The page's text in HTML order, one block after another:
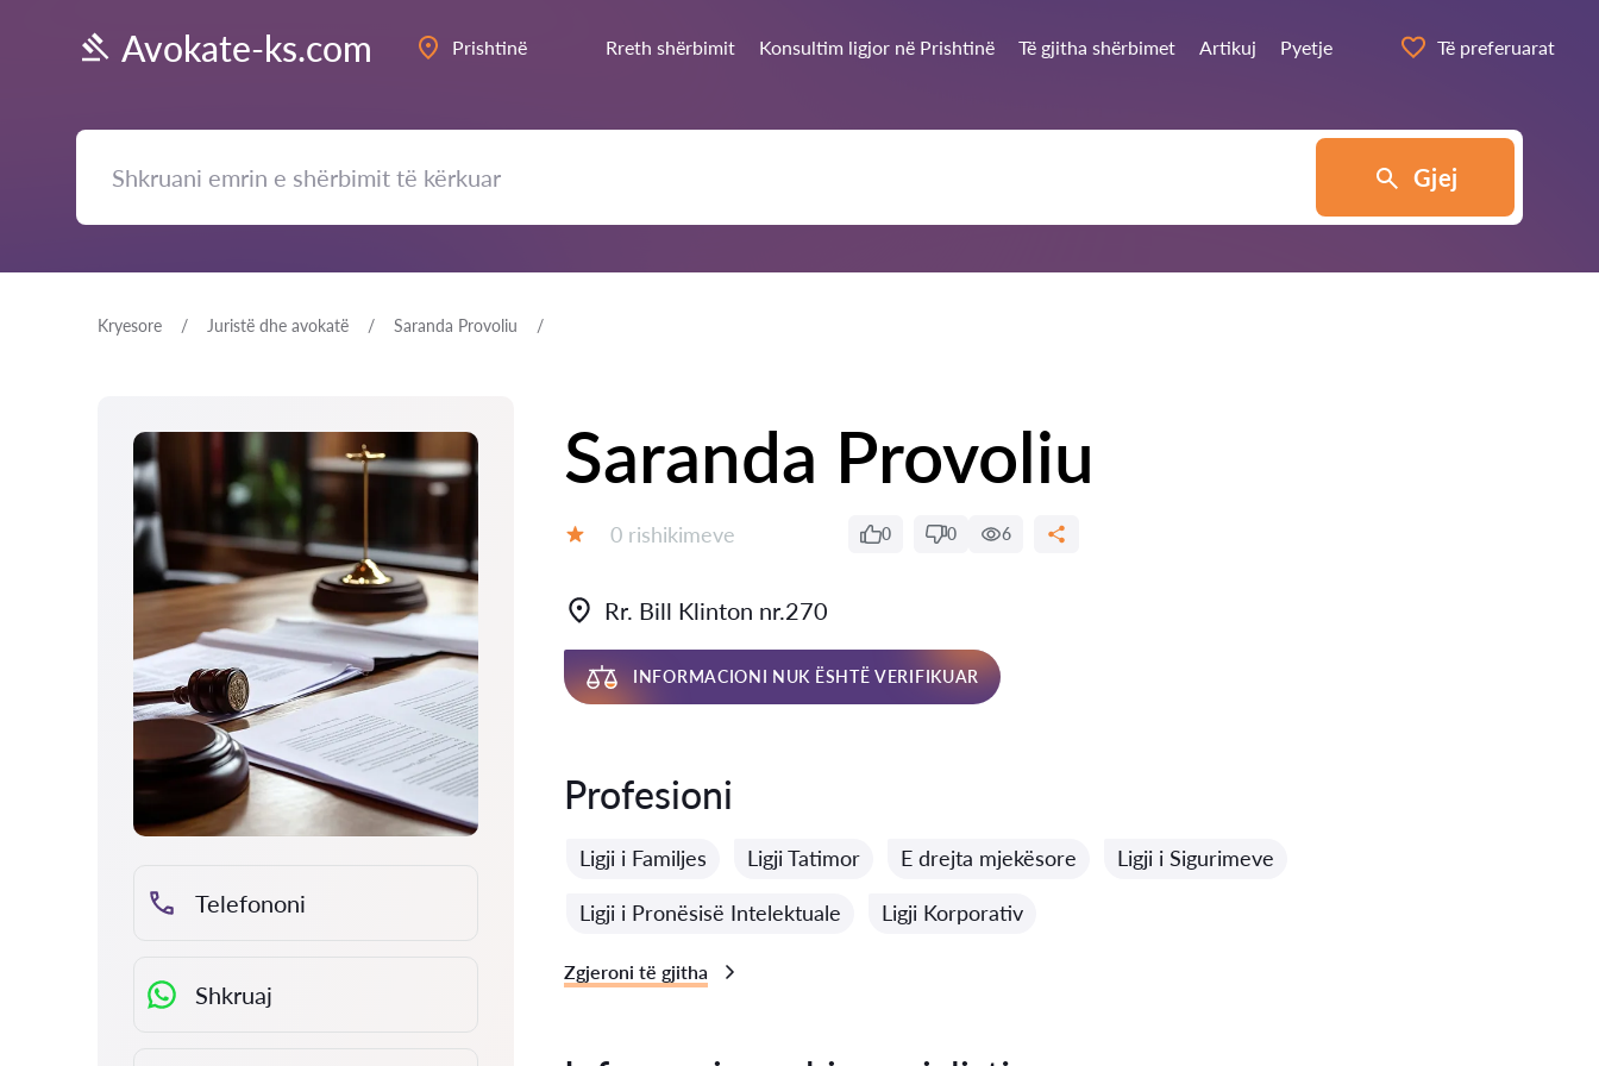
Avokate-ks.com Prishtinë Rreth shërbimit Konsultim ligjor në Prishtinë Të gjitha shërbimet Artikuj Pyetje Të preferuarat
Gjej
Kryesore Juristë dhe avokatë Saranda Provoliu
Telefononi
Shkruaj
Saranda Provoliu
Rishikime:
0 rishikimeve 0 0 6
Rr. Bill Klinton nr.270
INFORMACIONI NUK ËSHTË VERIFIKUAR
Profesioni
Ligji i Familjes Ligji Tatimor E drejta mjekësore Ligji i Sigurimeve
Ligji i Pronësisë Intelektuale Ligji Korporativ
Zgjeroni të gjitha